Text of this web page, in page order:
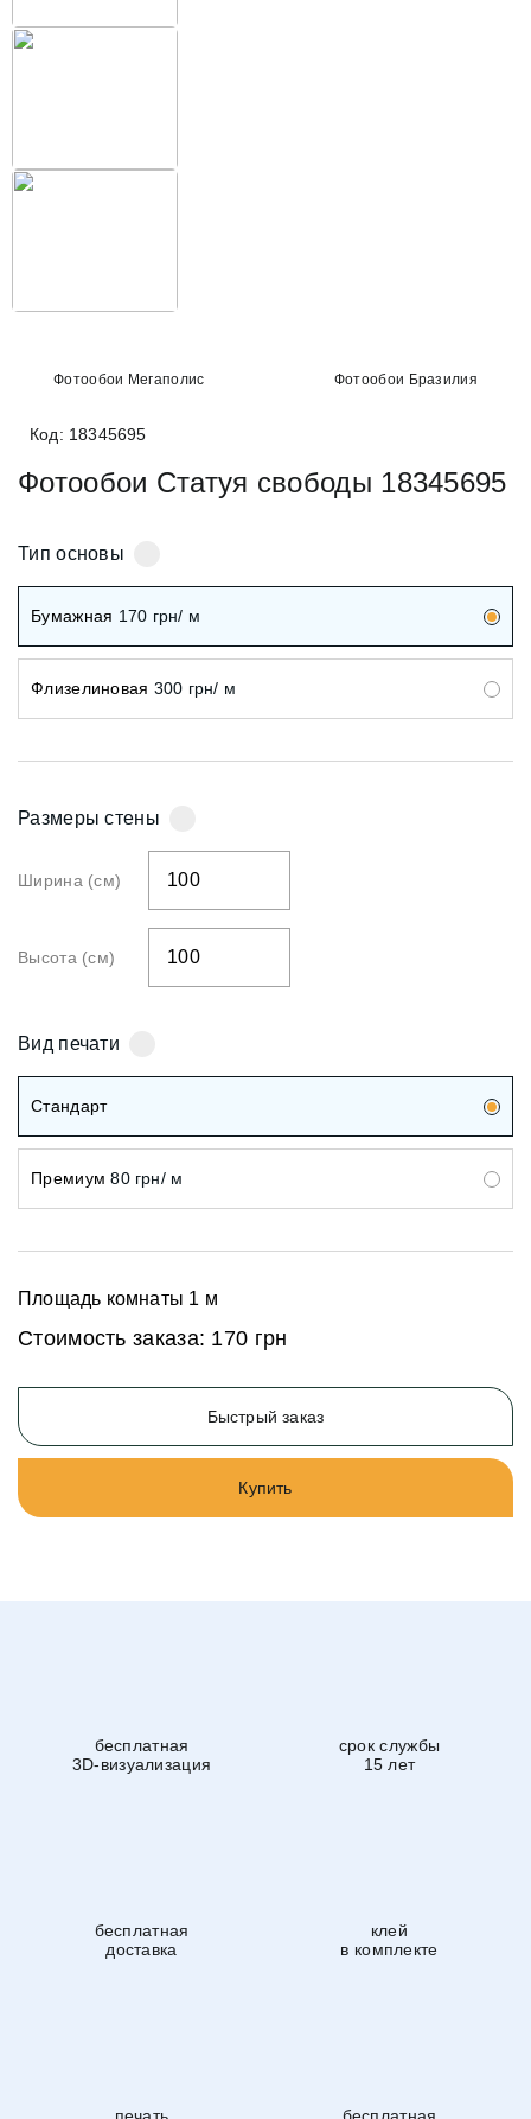
Фотообои Мегаполис Фотообои Бразилия
Код: 18345695
Фотообои Статуя свободы 18345695
Тип основы
Бумажная 170 грн/ м
Флизелиновая 300 грн/ м
Размеры стены
Ширина (см)
Высота (см)
Вид печати
Стандарт
Премиум 80 грн/ м
Площадь комнаты 1 м
Стоимость заказа: 170 грн
Быстрый заказ
Купить
бесплатная
3D-визуализация
срок службы
15 лет
бесплатная
доставка
клей
в комплекте